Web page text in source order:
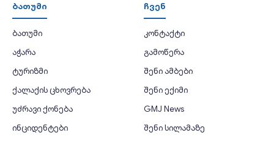
ბათუმი
ბათუმი
აჭარა
ტურიზმი
ქალაქის ცხოვრება
უძრავი ქონება
ინციდენტები
ჩვენ
კონტაქტი
გამოწერა
შენი ამბები
შენი ექიმი
GMJ News
შენი სილამაზე